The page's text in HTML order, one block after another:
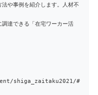
や事例を紹介します。人材不
達できる「在宅ワーカー活
shiga_zaitaku2021/#